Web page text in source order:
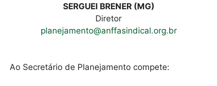
SERGUEI BRENER (MG)
Diretor
planejamento@anffasindical.org.br
Ao Secretário de Planejamento compete: